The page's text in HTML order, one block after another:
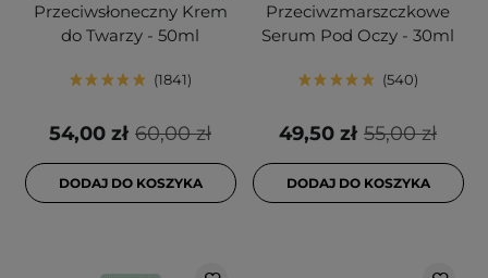
Przeciwsłoneczny Krem
do Twarzy - 50ml
1841
60,00 zł
54,00 zł
DODAJ DO KOSZYKA
Przeciwzmarszczkowe
Serum Pod Oczy - 30ml
540
55,00 zł
49,50 zł
DODAJ DO KOSZYKA